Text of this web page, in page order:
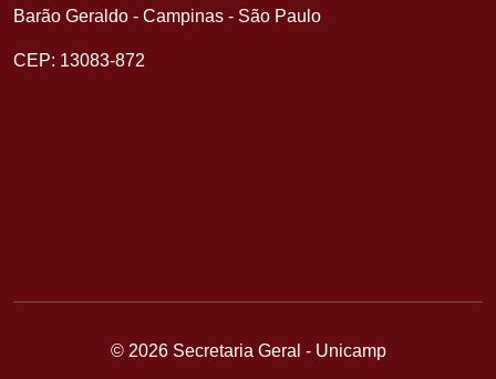
Barão Geraldo - Campinas - São Paulo
CEP: 13083-872
© 2026 Secretaria Geral - Unicamp